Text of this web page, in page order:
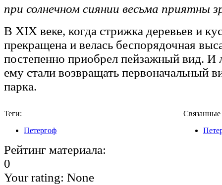
при солнечном сиянии весьма приятны
В XIX веке, когда стрижка деревьев и
прекращена и велась беспорядочная
постепенно приобрел пейзажный вид. И
ему стали возвращать первоначальный
парка.
Теги:
Петергоф
Рейтинг материала:
0
Your rating: None